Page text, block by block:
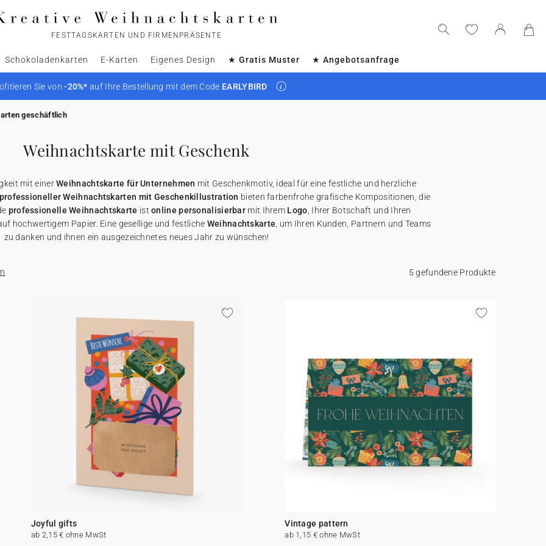
FESTTAGSKARTEN UND FIRMENPRÄSENTE
Schokoladenkarten E-Karten Eigenes Design ★ Gratis Muster ★ Angebotsanfrage
Sie von-20%* auf Ihre Bestellung mit dem Code EARLYBIRD
geschäftlich
Weihnachtskarte mit Geschenk
mit einerWeihnachtskarte für Unternehmen mit Geschenkmotiv, ideal für eine festliche und herzliche
professioneller Weihnachtskarten mit Geschenkillustration bieten farbenfrohe grafische Kompositionen, die
professionelle Weihnachtskarte istonline personalisierbar mit Ihrem Logo , Ihrer Botschaft und Ihren
hochwertigem Papier. Eine gesellige und festliche Weihnachtskarte , um Ihren Kunden, Partnern und Teams
zu danken und ihnen ein ausgezeichnetes neues Jahr zu wünschen!
5 gefundene Produkte
Joyful gifts
ab 2,15 € ohne MwSt
Vintage pattern
ab 1,15 € ohne MwSt